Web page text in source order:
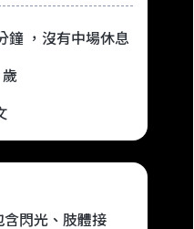
鐘 ，沒有中場休息
歲
含閃光、肢體接